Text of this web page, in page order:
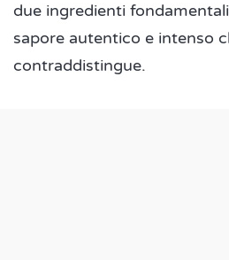
due ingredienti
sapore autentico e intenso
contraddistingue.